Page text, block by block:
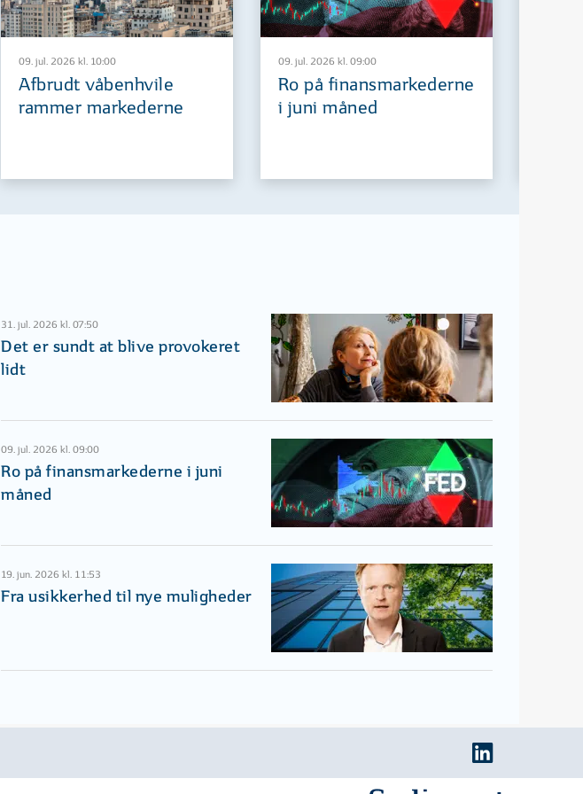
09. jul. 2026 kl. 10:00
Afbrudt våbenhvile
rammer markederne
09. jul. 2026 kl. 09:00
Ro på finansmarkederne
i juni måned
31. jul. 2026 kl. 07:50
Det er sundt at blive provokeret
lidt
09. jul. 2026 kl. 09:00
Ro på finansmarkederne i juni
måned
19. jun. 2026 kl. 11:53
Fra usikkerhed til nye muligheder